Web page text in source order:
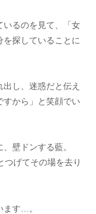
いるのを見て、「女
探していることに
し、迷惑だと伝え
すから」と笑顔でい
壁ドンする藍。
つげてその場を去り
ます…。